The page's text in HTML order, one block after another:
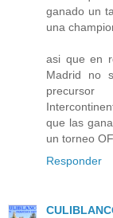
ganado un
una
asi que en
Madrid no
que las
un torneo
Responder